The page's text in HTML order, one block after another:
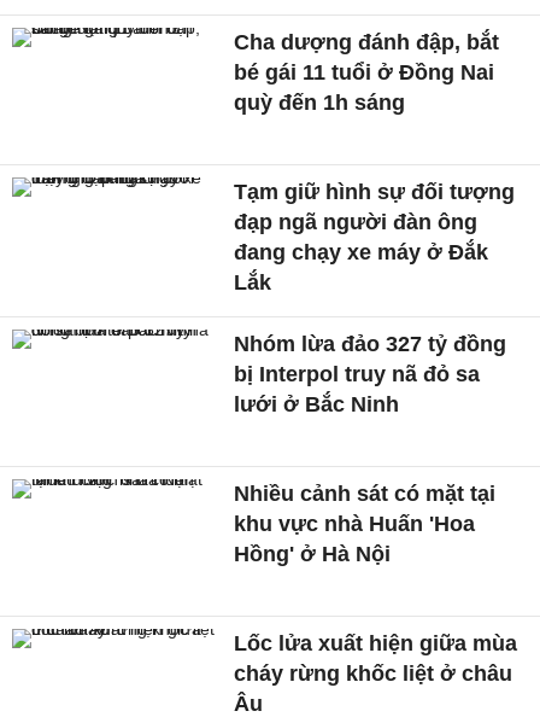
Cha dượng đánh đập, bắt
bé gái 11 tuổi ở Đồng Nai
quỳ đến 1h sáng
Tạm giữ hình sự đối tượng
đạp ngã người đàn ông
đang chạy xe máy ở Đắk
Lắk
Nhóm lừa đảo 327 tỷ đồng
bị Interpol truy nã đỏ sa
lưới ở Bắc Ninh
Nhiều cảnh sát có mặt tại
khu vực nhà Huấn 'Hoa
Hồng' ở Hà Nội
Lốc lửa xuất hiện giữa mùa
cháy rừng khốc liệt ở châu
Âu